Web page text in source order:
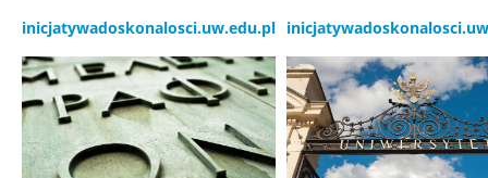
inicjatywadoskonalosci.uw.edu.pl